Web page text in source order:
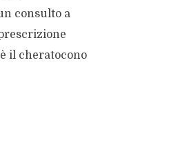
consulto a
il cheratocono